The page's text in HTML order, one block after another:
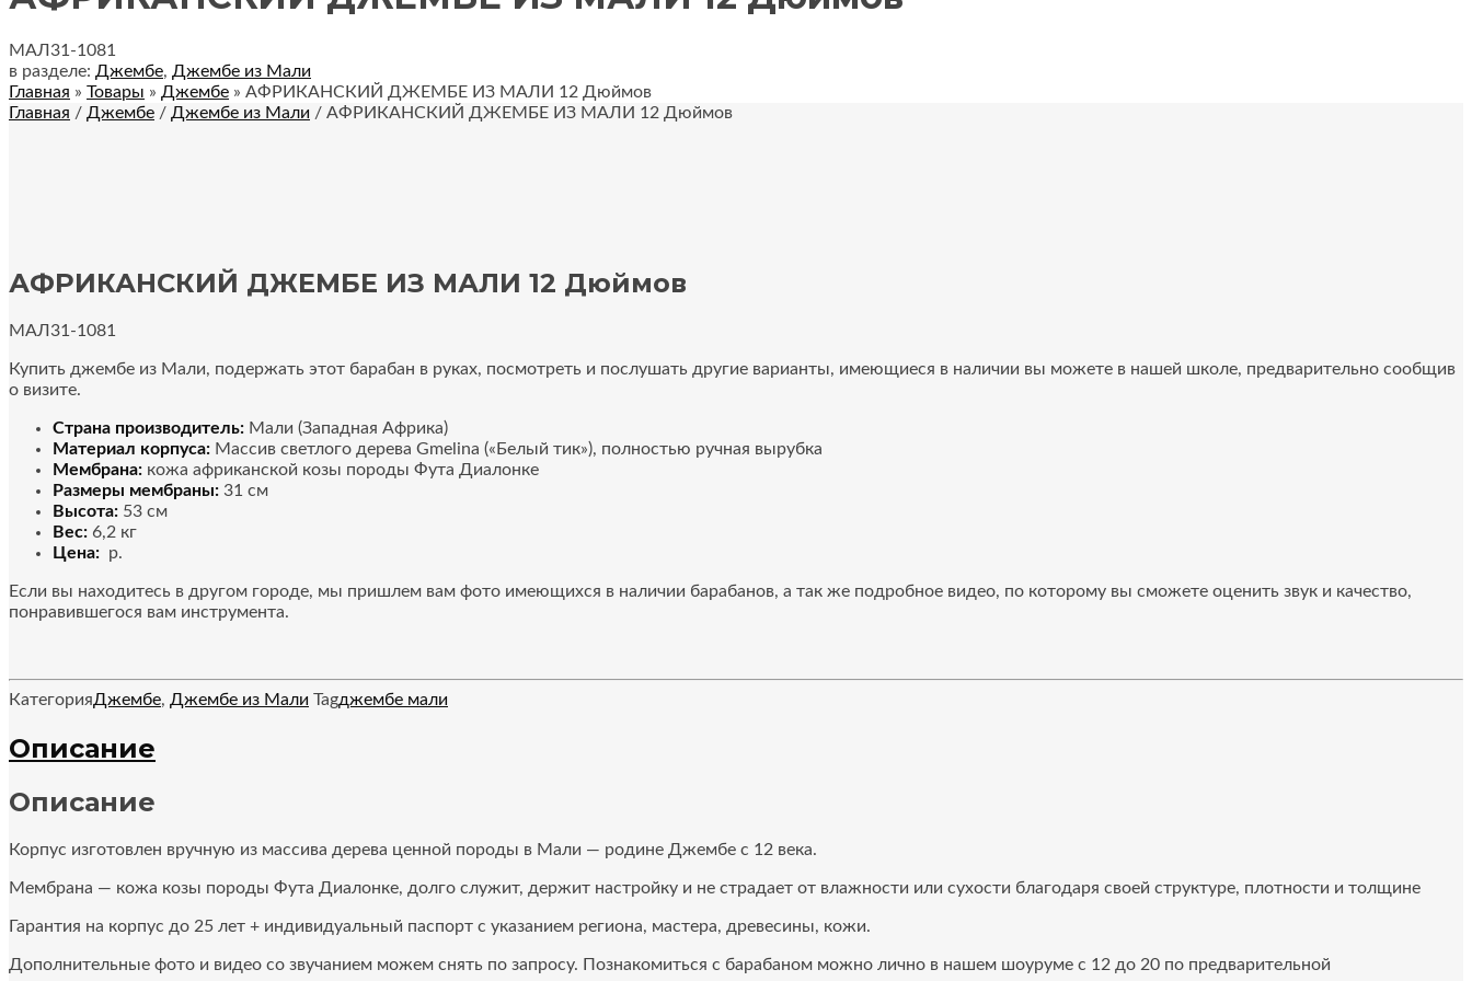
МАЛ31-1081
в разделе: Джембе, Джембе из Мали
Главная » Товары » Джембе » АФРИКАНСКИЙ ДЖЕМБЕ ИЗ МАЛИ 12 Дюймов
Главная / Джембе / Джембе из Мали / АФРИКАНСКИЙ ДЖЕМБЕ ИЗ МАЛИ 12 Дюймов
АФРИКАНСКИЙ ДЖЕМБЕ ИЗ МАЛИ 12 Дюймов
МАЛ31-1081
Купить джембе из Мали, подержать этот барабан в руках, посмотреть и послушать другие варианты, имеющиеся в наличии вы можете в нашей школе, предварительно сообщив
о визите.
Страна производитель: Мали (Западная Африка)
Материал корпуса: Массив светлого дерева Gmelina («Белый тик»), полностью ручная вырубка
Мембрана: кожа африканской козы породы Фута Диалонке
Размеры мембраны: 31 см
Высота: 53 см
Вес: 6,2 кг
Цена: р.
Если вы находитесь в другом городе, мы пришлем вам фото имеющихся в наличии барабанов, а так же подробное видео, по которому вы сможете оценить звук и качество,
понравившегося вам инструмента.
КатегорияДжембе, Джембе из Мали Tagджембе мали
Описание
Описание
Корпус изготовлен вручную из массива дерева ценной породы в Мали — родине Джембе с 12 века.
Мембрана — кожа козы породы Фута Диалонке, долго служит, держит настройку и не страдает от влажности или сухости благодаря своей структуре, плотности и толщине
Гарантия на корпус до 25 лет + индивидуальный паспорт с указанием региона, мастера, древесины, кожи.
Дополнительные фото и видео со звучанием можем снять по запросу. Познакомиться с барабаном можно лично в нашем шоуруме с 12 до 20 по предварительной